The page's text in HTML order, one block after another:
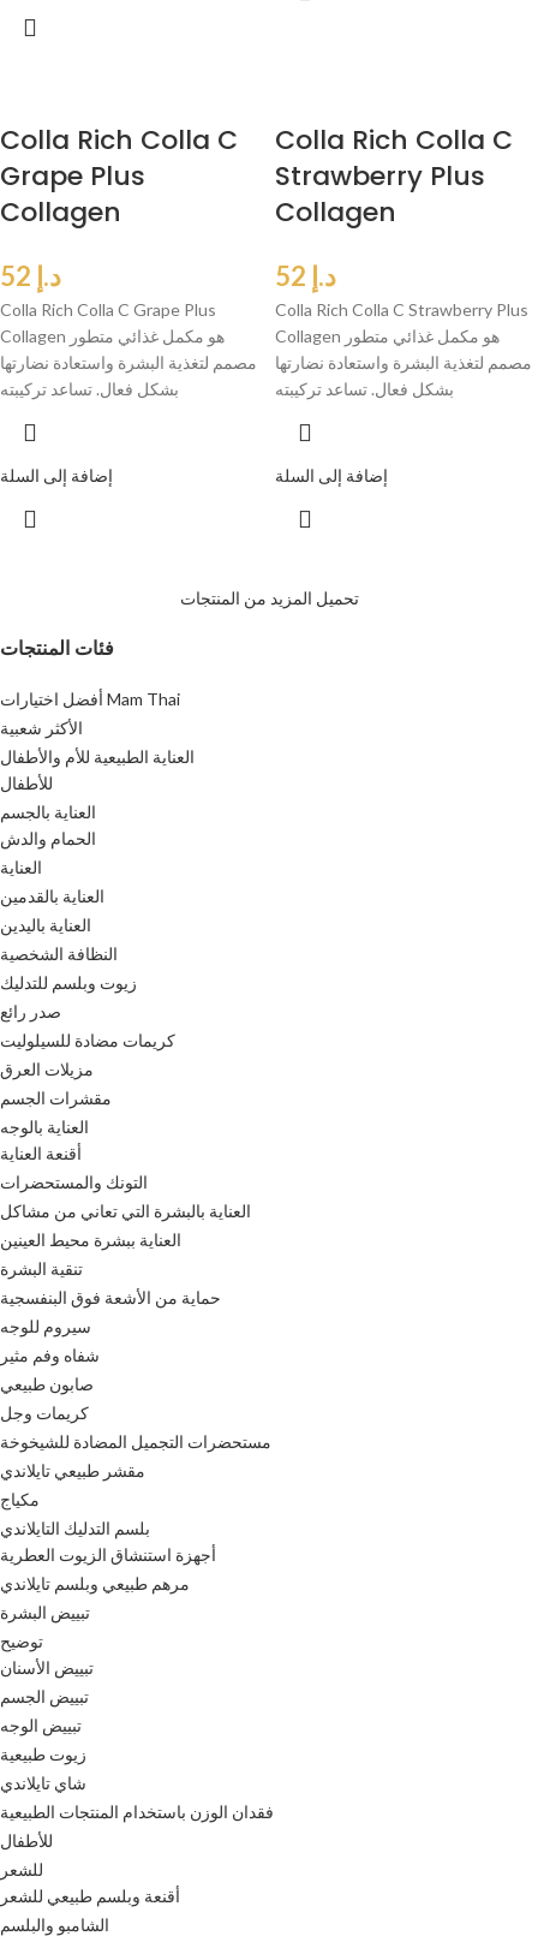
فئات المنتجات
أفضل اختيارات Mam Thai
الأكثر شعبية
العناية الطبيعية للأم والأطفال
للأطفال
العناية بالجسم
الحمام والدش
العناية
العناية بالقدمين
العناية باليدين
النظافة الشخصية
زيوت وبلسم للتدليك
صدر رائع
كريمات مضادة للسيلوليت
مزيلات العرق
مقشرات الجسم
العناية بالوجه
أقنعة العناية
التونك والمستحضرات
العناية بالبشرة التي تعاني من مشاكل
العناية ببشرة محيط العينين
تنقية البشرة
حماية من الأشعة فوق البنفسجية
سيروم للوجه
شفاه وفم مثير
صابون طبيعي
كريمات وجل
مستحضرات التجميل المضادة للشيخوخة
مقشر طبيعي تايلاندي
مكياج
بلسم التدليك التايلاندي
أجهزة استنشاق الزيوت العطرية
مرهم طبيعي وبلسم تايلاندي
تبييض البشرة
توضيح
تبييض الأسنان
تبييض الجسم
تبييض الوجه
زيوت طبيعية
شاي تايلاندي
فقدان الوزن باستخدام المنتجات الطبيعية
للأطفال
للشعر
أقنعة وبلسم طبيعي للشعر
الشامبو والبلسم
Colla Rich Colla C
Grape Plus
Collagen
د.إ
Colla Rich Colla C Grape Plus
Collagen هو مكمل غذائي متطور
مصمم لتغذية البشرة واستعادة نضارتها
بشكل فعال. تساعد تركيبته
إضافة إلى السلة
Colla Rich Colla C
Strawberry Plus
Collagen
د.إ
Colla Rich Colla C Strawberry Plus
Collagen هو مكمل غذائي متطور
مصمم لتغذية البشرة واستعادة نضارتها
بشكل فعال. تساعد تركيبته
إضافة إلى السلة
تحميل المزيد من المنتجات